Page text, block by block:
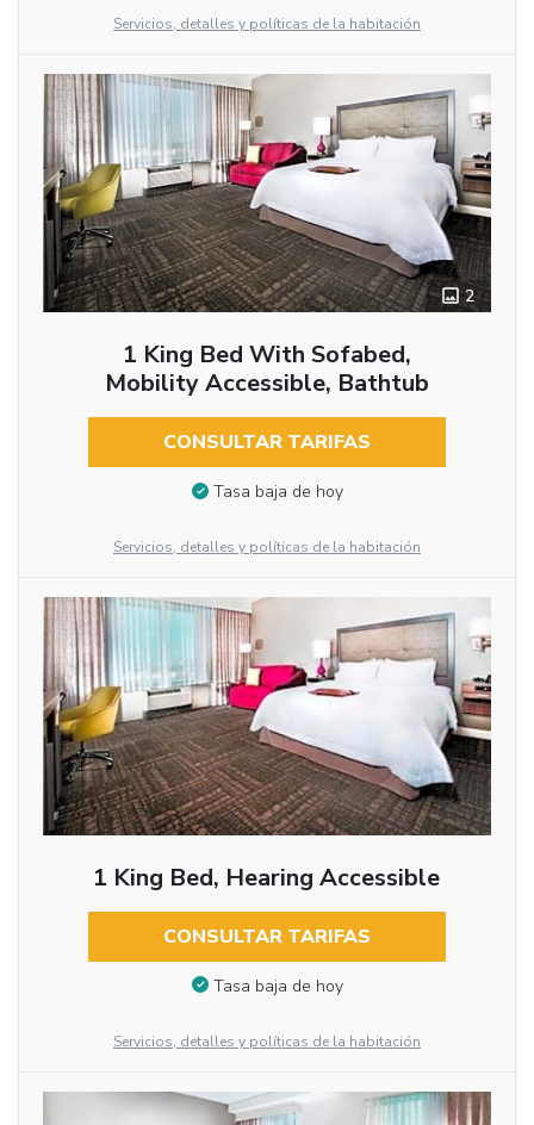
Servicios, detalles y políticas de la habitación
2
1 King Bed With Sofabed,
Mobility Accessible, Bathtub
CONSULTAR TARIFAS
Tasa baja de hoy
Servicios, detalles y políticas de la habitación
1 King Bed, Hearing Accessible
CONSULTAR TARIFAS
Tasa baja de hoy
Servicios, detalles y políticas de la habitación